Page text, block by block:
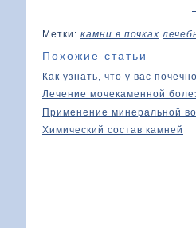
Метки: камни в почках
Похожие статьи
Как узнать, что у вас
Лечение мочекаменной
Применение минеральной
Химический состав камней